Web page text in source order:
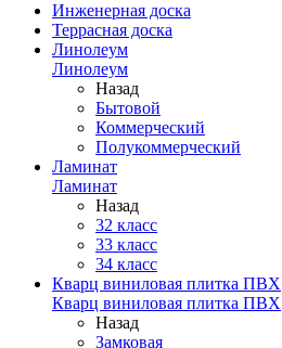
Инженерная доска
Террасная доска
Линолеум
Линолеум
Назад
Бытовой
Коммерческий
Полукоммерческий
Ламинат
Ламинат
Назад
32 класс
33 класс
34 класс
Кварц виниловая плитка ПВХ
Кварц виниловая плитка ПВХ
Назад
Замковая